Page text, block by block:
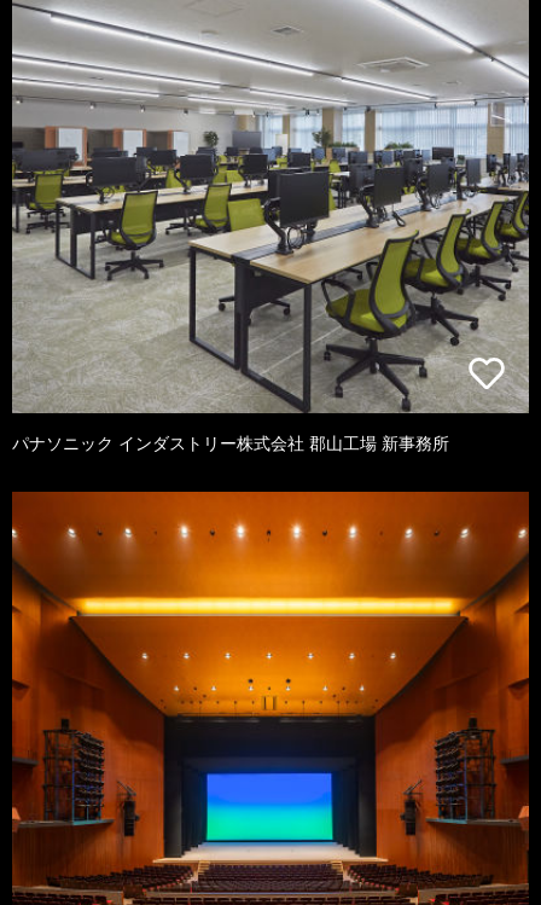
パナソニック インダストリー株式会社 郡山工場 新事務所